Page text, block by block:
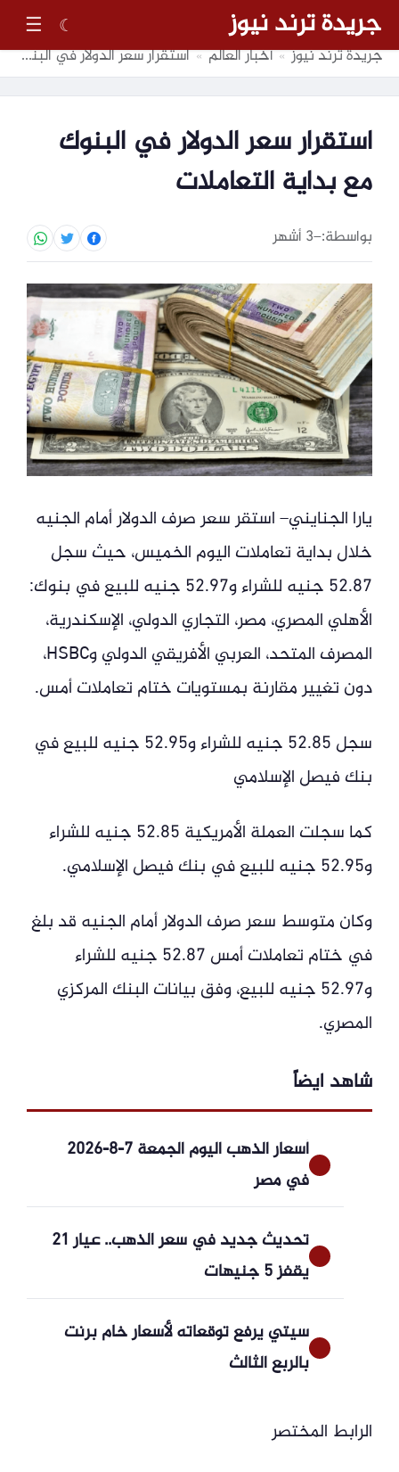
جريدة ترند نيوز ☾
☰
جريدة ترند نيوز » أخبار العالم » استقرار سعر الدولار في البنوك مع بداية التعاملات
استقرار سعر الدولار في البنوك
مع بداية التعاملات
بواسطة:–3 أشهر
يارا الجنايني– استقر سعر صرف الدولار أمام الجنيه
خلال بداية تعاملات اليوم الخميس، حيث سجل
52.87 جنيه للشراء و52.97 جنيه للبيع في بنوك:
الأهلي المصري، مصر، التجاري الدولي، الإسكندرية،
المصرف المتحد، العربي الأفريقي الدولي وHSBC،
دون تغيير مقارنة بمستويات ختام تعاملات أمس.
سجل 52.85 جنيه للشراء و52.95 جنيه للبيع في
بنك فيصل الإسلامي
كما سجلت العملة الأمريكية 52.85 جنيه للشراء
و52.95 جنيه للبيع في بنك فيصل الإسلامي.
وكان متوسط سعر صرف الدولار أمام الجنيه قد بلغ
في ختام تعاملات أمس 52.87 جنيه للشراء
و52.97 جنيه للبيع، وفق بيانات البنك المركزي
المصري.
شاهد ايضاً
أسعار الذهب اليوم الجمعة 7-8-2026
في مصر
تحديث جديد في سعر الذهب.. عيار 21
يقفز 5 جنيهات
سيتي يرفع توقعاته لأسعار خام برنت
بالربع الثالث
الرابط المختصر